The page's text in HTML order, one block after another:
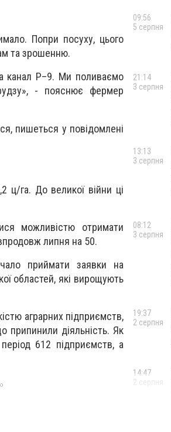
Попри посуху, цього
та зрошенню.
канал Р–9. Ми поливаємо
- пояснює фермер
пишеться у повідомлені
ц/га. До великої війни ці
можливістю отримати
липня на 50.
приймати заявки на
областей, які вирощують
аграрних підприємств,
припинили діяльність. Як
612 підприємств, а
09:56
5 серпня
21:14
3 серпня
13:13
3 серпня
08:12
3 серпня
19:37
2 серпня
14:47
2 серпня